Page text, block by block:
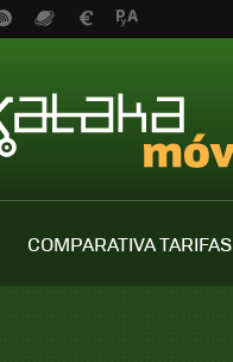
COMPARATIVA TARIFAS